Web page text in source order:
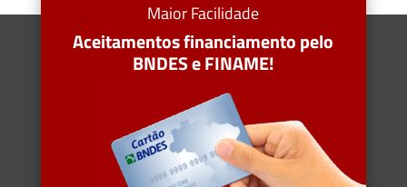
Maior Facilidade
Aceitamentos financiamento pelo
BNDES e FINAME!